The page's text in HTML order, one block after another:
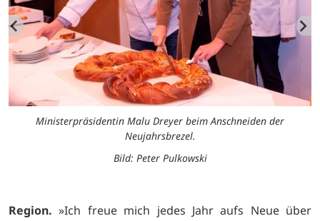
Ministerpräsidentin Malu Dreyer beim Anschneiden der
Neujahrsbrezel.
Bild: Peter Pulkowski
Region. »Ich freue mich jedes Jahr aufs Neue über